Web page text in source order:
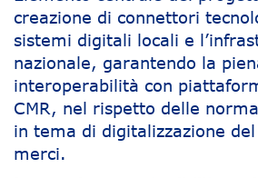
creazione di connettori
sistemi digitali locali e
nazionale, garantendo la
interoperabilità con
CMR, nel rispetto delle
in tema di digitalizzazione
merci.